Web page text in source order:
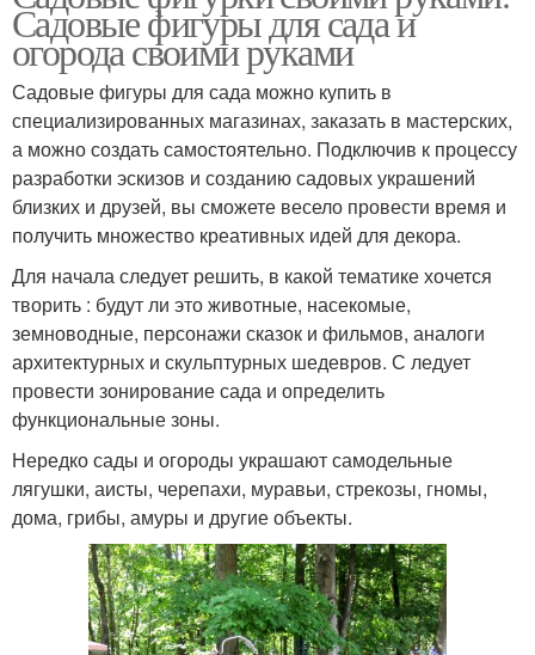
Садовые фигуры для сада и
огорода своими руками
Садовые фигуры для сада можно купить в
специализированных магазинах, заказать в мастерских,
а можно создать самостоятельно. Подключив к процессу
разработки эскизов и созданию садовых украшений
близких и друзей, вы сможете весело провести время и
получить множество креативных идей для декора.
Для начала следует решить, в какой тематике хочется
творить : будут ли это животные, насекомые,
земноводные, персонажи сказок и фильмов, аналоги
архитектурных и скульптурных шедевров. С ледует
провести зонирование сада и определить
функциональные зоны.
Нередко сады и огороды украшают самодельные
лягушки, аисты, черепахи, муравьи, стрекозы, гномы,
дома, грибы, амуры и другие объекты.